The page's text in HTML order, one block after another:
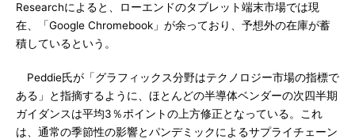
Researchによると、ローエンドのタブレット端末市場では現
在、「Google Chromebook」が余っており、予想外の在庫が蓄
積しているという。
Peddie氏が「グラフィックス分野はテクノロジー市場の指標で
ある」と指摘するように、ほとんどの半導体ベンダーの次四半期
ガイダンスは平均3％ポイントの上方修正となっている。これ
は、通常の季節性の影響とパンデミックによるサプライチェーン